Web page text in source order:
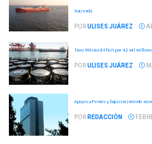
Hacienda
PORULISES JUÁREZ
Tuvo México déficit por 4.2 mil
PORULISES JUÁREZ
Apoyos a Pemex y bajo crecimiento
POR REDACCIÓN